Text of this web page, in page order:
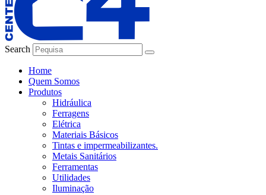
Search
Home
Quem Somos
Produtos
Hidráulica
Ferragens
Elétrica
Materiais Básicos
Tintas e impermeabilizantes.
Metais Sanitários
Ferramentas
Utilidades
Iluminação